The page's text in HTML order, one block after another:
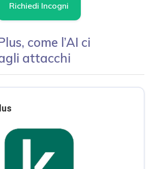
Richiedi Incogni
come l’AI ci
attacchi